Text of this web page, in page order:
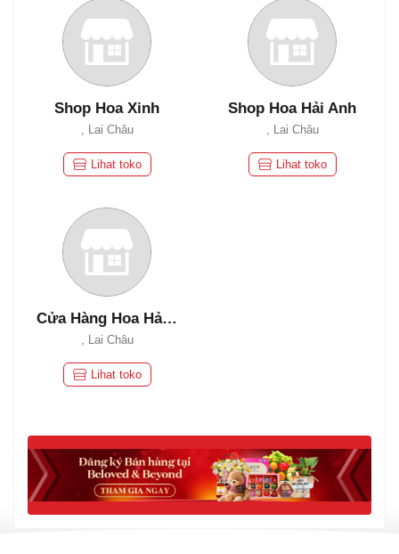
Shop Hoa Xinh
, Lai Châu
Lihat toko
Shop Hoa Hải Anh
, Lai Châu
Lihat toko
Cửa Hàng Hoa Hải Lý
, Lai Châu
Lihat toko